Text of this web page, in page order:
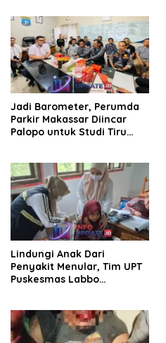
Jadi Barometer, Perumda
Parkir Makassar Diincar
Palopo untuk Studi Tiru
Lindungi Anak Dari
Penyakit Menular, Tim UPT
Puskesmas Labbo